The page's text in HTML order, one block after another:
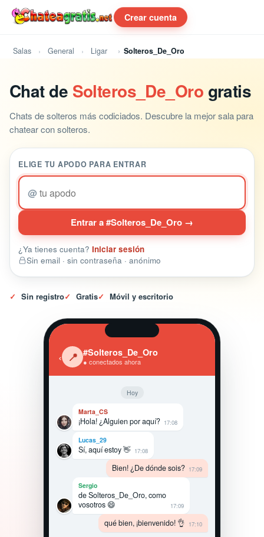
Crear cuenta
Salas General Ligar Solteros_De_Oro
Chat de Solteros_De_Oro gratis
Chats de solteros más codiciados. Descubre la mejor sala para
chatear con solteros.
ELIGE TU APODO PARA ENTRAR
@
Entrar a #Solteros_De_Oro →
¿Ya tienes cuenta? Iniciar sesión
Sin email · sin contraseña · anónimo
✓ Sin registro✓ Gratis✓ Móvil y escritorio
‹ 📍 #Solteros_De_Oro
● conectados ahora
Hoy
Marta_CS
¡Hola! ¿Alguien por aquí? 17:08
Lucas_29
Sí, aquí estoy 👋 17:08
Bien! ¿De dónde sois? 17:09
Sergio
de Solteros_De_Oro, como
vosotros 😄
17:09
qué bien, ¡bienvenido! 👌 17:10